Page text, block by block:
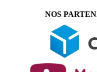
NOS